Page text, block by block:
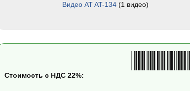
Видео AT AT-134(1 видео)
Стоимость с НДС 22%: